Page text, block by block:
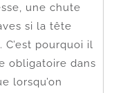
une chute
si la tête
pourquoi il
obligatoire dans
lorsqu’on